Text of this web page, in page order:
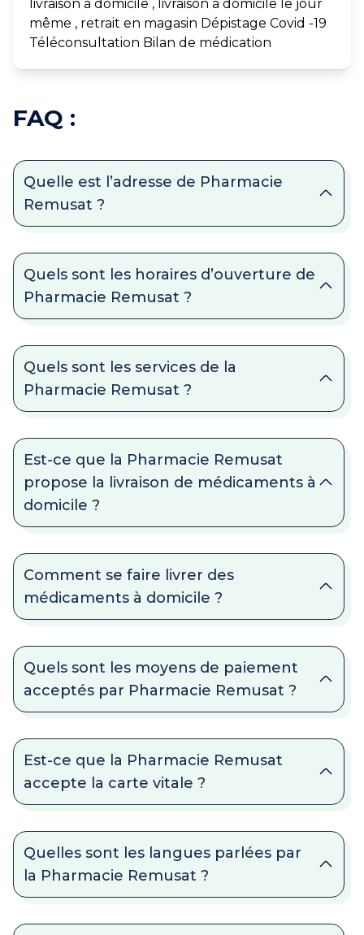
livraison à domicile , livraison à domicile le jour
même , retrait en magasin Dépistage Covid -19
Téléconsultation Bilan de médication
FAQ :
Quelle est l’adresse de Pharmacie
Remusat ?
Quels sont les horaires d’ouverture de
Pharmacie Remusat ?
Quels sont les services de la
Pharmacie Remusat ?
Est-ce que la Pharmacie Remusat
propose la livraison de médicaments à
domicile ?
Comment se faire livrer des
médicaments à domicile ?
Quels sont les moyens de paiement
acceptés par Pharmacie Remusat ?
Est-ce que la Pharmacie Remusat
accepte la carte vitale ?
Quelles sont les langues parlées par
la Pharmacie Remusat ?